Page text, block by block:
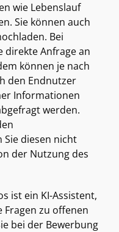
wie Lebenslauf
Sie können auch
Bei
direkte Anfrage an
können je nach
den Endnutzer
Informationen
werden.
Sie diesen nicht
der Nutzung des
ist ein KI-Assistent,
zu offenen
bei der Bewerbung